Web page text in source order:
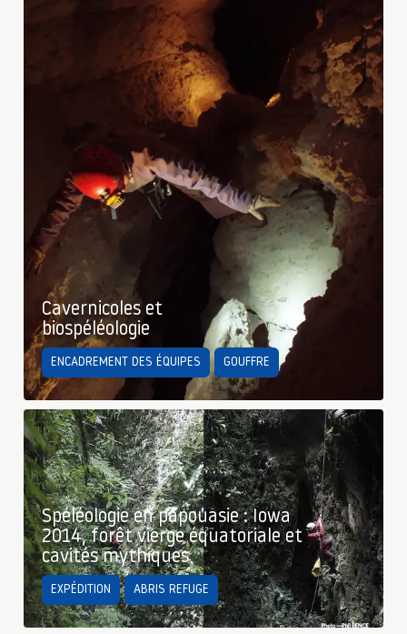
Cavernicoles et
biospéléologie
ENCADREMENT DES ÉQUIPES GOUFFRE
Spéléologie en papouasie : Iowa
2014, forêt vierge équatoriale et
cavités mythiques
EXPÉDITION ABRIS REFUGE